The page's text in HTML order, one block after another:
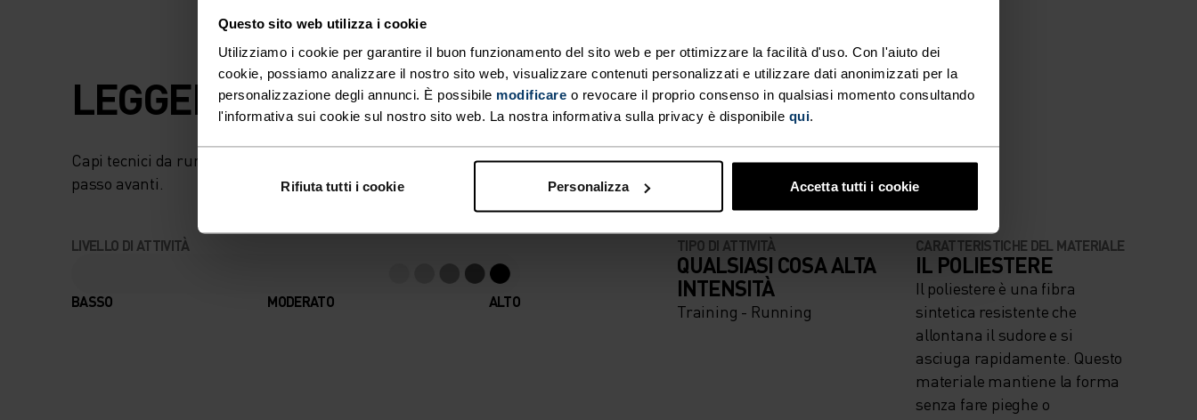
Questo sito web utilizza i cookie
Utilizziamo i cookie per garantire il buon funzionamento del sito web e per ottimizzare la facilità d'uso. Con l'aiuto dei
cookie, possiamo analizzare il nostro sito web, visualizzare contenuti personalizzati e utilizzare dati anonimizzati per la
personalizzazione degli annunci. È possibile modificare o revocare il proprio consenso in qualsiasi momento consultando
l'informativa sui cookie sul nostro sito web. La nostra informativa sulla privacy è disponibile qui.
Rifiuta tutti i cookie Personalizza Accetta tutti i cookie
LEGGERI COME L'ARIA. VELOCI COME IL VENTO.
Capi tecnici da running ad asciugatura rapida per essere sempre un
passo avanti.
LIVELLO DI ATTIVITÀ
BASSO MODERATO ALTO
TIPO DI ATTIVITÀ
QUALSIASI COSA ALTA
INTENSITÀ
Training - Running
CARATTERISTICHE DEL MATERIALE
IL POLIESTERE
Il poliestere è una fibra
sintetica resistente che
allontana il sudore e si
asciuga rapidamente. Questo
materiale mantiene la forma
senza fare pieghe o